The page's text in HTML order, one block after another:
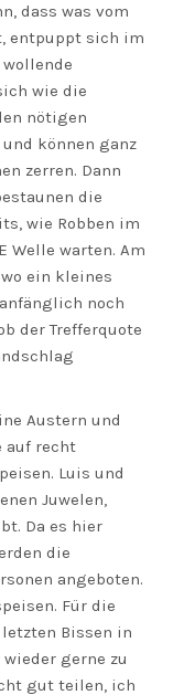
dass was vom
entpuppt sich im
wie die
nötigen
können ganz
zerren. Dann
die
wie Robben im
Welle warten. Am
ein kleines
noch
der Trefferquote
Austern und
auf recht
Luis und
Juwelen,
Da es hier
die
angeboten.
Für die
Bissen in
gerne zu
gut teilen, ich